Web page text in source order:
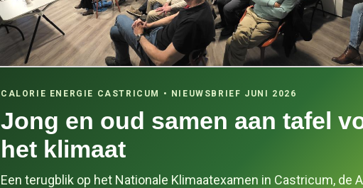
CALORIE ENERGIE CASTRICUM • NIEUWSBRIEF JUNI 2026
Jong en oud samen aan tafel
het klimaat
Een terugblik op het Nationale Klimaatexamen in Castricum, de